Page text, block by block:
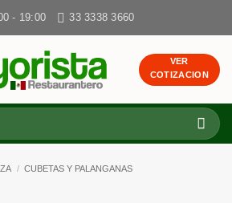
- 19:00 33 3338 3660
VER
COTIZACION
/ CUBETAS Y PALANGANAS